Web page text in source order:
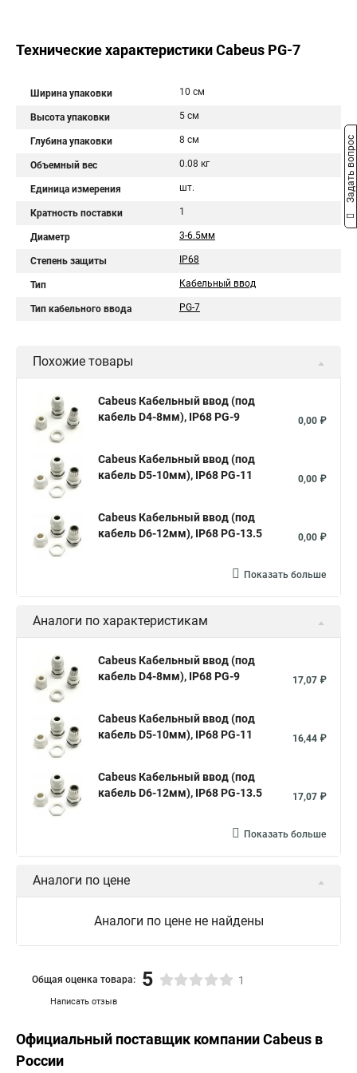
Технические характеристики Cabeus PG-7
Ширина упаковки 10 см
Высота упаковки 5 см
Глубина упаковки 8 см
Объемный вес 0.08 кг
Единица измерения шт.
Кратность поставки 1
Диаметр 3-6.5мм
Степень защиты IP68
Тип Кабельный ввод
Тип кабельного ввода PG-7
Похожие товары
Cabeus Кабельный ввод (под
кабель D4-8мм), IP68 PG-9
0,00 ₽
Cabeus Кабельный ввод (под
кабель D5-10мм), IP68 PG-11
0,00 ₽
Cabeus Кабельный ввод (под
кабель D6-12мм), IP68 PG-13.5
0,00 ₽
Показать больше
Аналоги по характеристикам
Cabeus Кабельный ввод (под
кабель D4-8мм), IP68 PG-9
17,07 ₽
Cabeus Кабельный ввод (под
кабель D5-10мм), IP68 PG-11
16,44 ₽
Cabeus Кабельный ввод (под
кабель D6-12мм), IP68 PG-13.5
17,07 ₽
Показать больше
Аналоги по цене
Аналоги по цене не найдены
Написать отзыв
Общая оценка товара: 5 1
Официальный поставщик компанииCabeus в
России
Задать вопрос